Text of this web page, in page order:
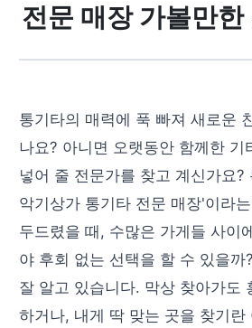
전문 매장 가볼만한
통기타의 매력에 푹 빠져 새로운
나요? 아니면 오랫동안 함께한 기
넣어 줄 전문가를 찾고 계신가요?
악기상가 통기타 전문 매장'이라
두드렸을 때, 수많은 가게들 사이
야 후회 없는 선택을 할 수 있을까
잘 알고 있습니다. 막상 찾아가도
하거나, 내게 딱 맞는 곳을 찾기란